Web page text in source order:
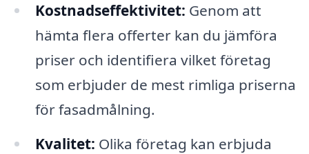
Kostnadseffektivitet: Genom att
hämta flera offerter kan du jämföra
priser och identifiera vilket företag
som erbjuder de mest rimliga priserna
för fasadmålning.
Kvalitet: Olika företag kan erbjuda